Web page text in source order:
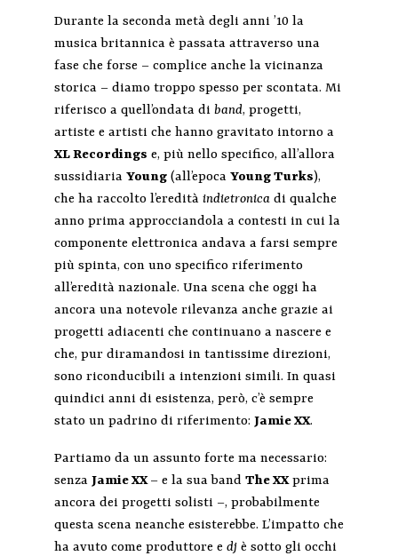
Durante la seconda metà degli anni ’10 la
musica britannica è passata attraverso una
fase che forse – complice anche la vicinanza
storica – diamo troppo spesso per scontata. Mi
riferisco a quell’ondata di band, progetti,
artiste e artisti che hanno gravitato intorno a
XL Recordings e, più nello specifico, all’allora
sussidiaria Young(all’epoca Young Turks),
che ha raccolto l’eredità indietronicadi qualche
anno prima approcciandola a contesti in cui la
componente elettronica andava a farsi sempre
più spinta, con uno specifico riferimento
all’eredità nazionale. Una scena che oggi ha
ancora una notevole rilevanza anche grazie ai
progetti adiacenti che continuano a nascere e
che, pur diramandosi in tantissime direzioni,
sono riconducibili a intenzioni simili. In quasi
quindici anni di esistenza, però, c’è sempre
stato un padrino di riferimento: Jamie XX.
Partiamo da un assunto forte ma necessario:
senza Jamie XX– e la sua band The XXprima
ancora dei progetti solisti –, probabilmente
questa scena neanche esisterebbe. L’impatto che
ha avuto come produttore e djè sotto gli occhi